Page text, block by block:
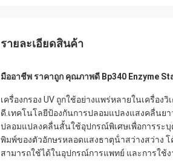
รายละเอียดสินค้า
มืออาชีพ ราคาถูก คุณภาพดี Bp340 Enzyme
เครื่องกรอง UV ถูกใช้อย่างแพร่หลายในเครื่อ
ดี.เทคโนโลยีป้องกันการปลอมแปลงแสงคลื่นย
ปลอมแปลงคลื่นสั้นใช้อุปกรณ์พิเศษเพื่อการระ
พิมพ์ของตัวอักษรหลอดแสงธาตุน้ําสว่างสว่าง โ
สามารถใช้ได้ในอุปกรณ์การแพทย์ และการใช้